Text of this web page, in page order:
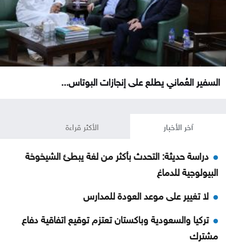
السفير العُماني يطلع على إنجازات البوتاس...
آخر الأخبار الأكثر قراءة
دراسة حديثة: التحدث بأكثر من لغة يبطئ الشيخوخة
البيولوجية للدماغ
لا تغيير على موعد العودة للمدارس
تركيا والسعودية وباكستان تعتزم توقيع اتفاقية دفاع
مشترك